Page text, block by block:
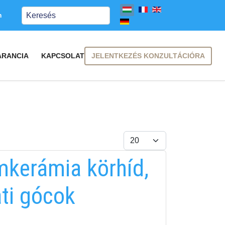
Keresés
JELENTKEZÉS KONZULTÁCIÓRA
KAPCSOLAT
Tételek #
körhíd,
gócok
FELIRATKOZÁS